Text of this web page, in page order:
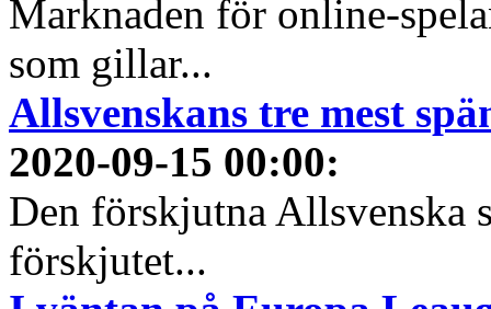
Marknaden för online-
som gillar...
Allsvenskans tre mest
2020-09-15 00:00:
Den förskjutna Allsvenska
förskjutet...